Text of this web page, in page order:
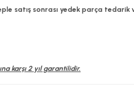
satış sonrası yedek parça tedarik
karşı 2 yıl garantilidir.